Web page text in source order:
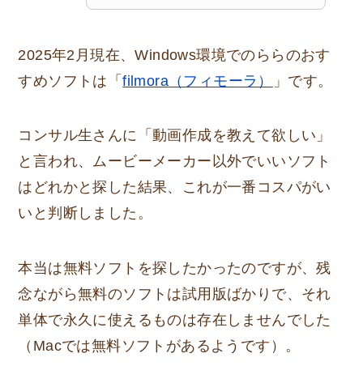
2025年2月現在、Windows環境でのららのおす
すめソフトは「filmora（フィモーラ） 」です。
コンサル生さんに「動画作成を教えて欲しい」
と言われ、ムービーメーカー以外でいいソフト
はどれかと探した結果、これが一番コスパがい
いと判断しました。
本当は無料ソフトを探したかったのですが、残
念ながら無料のソフトは試用版ばかりで、それ
単体で永久に使えるものは存在しませんでした
（Macでは無料ソフトがあるようです）。